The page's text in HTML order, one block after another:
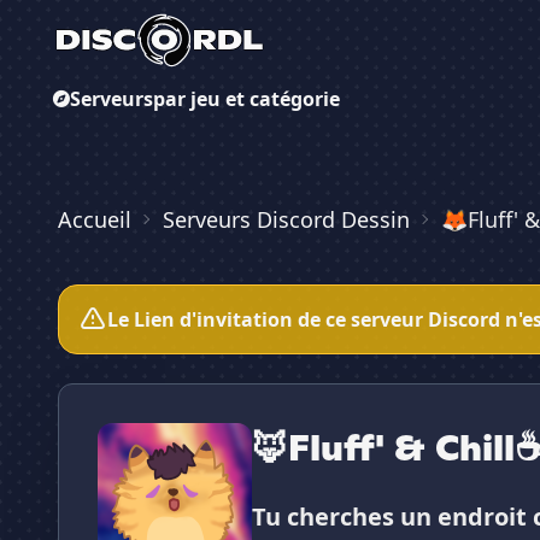
Serveurspar jeu et catégorie
Accueil Serveurs Discord Dessin 🦊Fluff'
Le Lien d'invitation de ce serveur Discord
🦊Fluff' &
Tu cherches un endroit